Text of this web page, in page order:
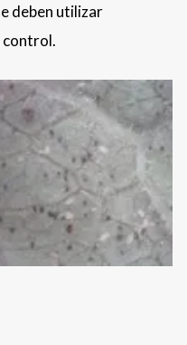
deben utilizar
control.